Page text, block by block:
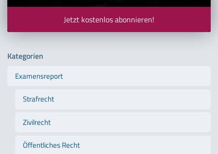
Jetzt kostenlos abonnieren!
Kategorien
Examensreport
Strafrecht
Zivilrecht
Öffentliches Recht